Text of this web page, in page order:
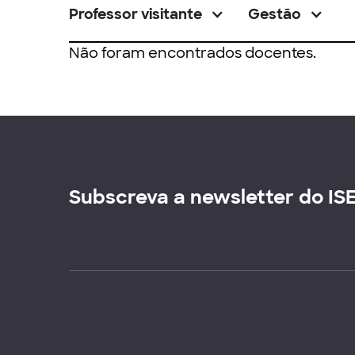
Professor visitante Gestão
Não foram encontrados docentes.
Subscreva a newsletter do